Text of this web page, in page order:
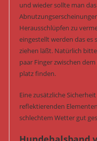
und wieder sollte man
Herausschlüpfen zu
eingestellt werden das es
ziehen läßt. Natürlich
paar Finger zwischen
platz finden.
Eine zusätzliche
reflektierenden
schlechtem Wetter gut